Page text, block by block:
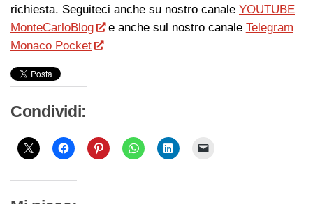
richiesta. Seguiteci anche su nostro canale YOUTUBE
MonteCarloBlog
e anche sul nostro canale Telegram
Monaco Pocket
Condividi: